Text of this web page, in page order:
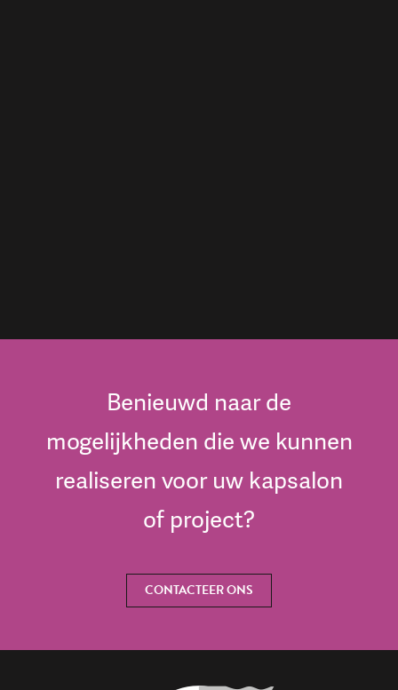
Benieuwd naar de
mogelijkheden die we kunnen
realiseren voor uw kapsalon
of project?
CONTACTEER ONS